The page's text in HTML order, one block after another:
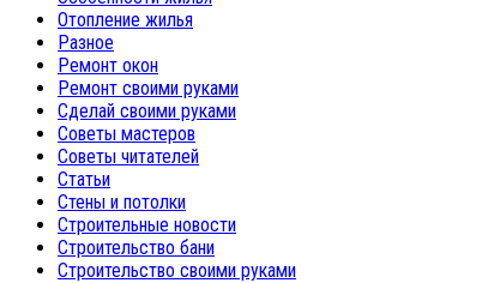
Отопление жилья
Разное
Ремонт окон
Ремонт своими руками
Сделай своими руками
Советы мастеров
Советы читателей
Статьи
Стены и потолки
Строительные новости
Строительство бани
Строительство своими руками